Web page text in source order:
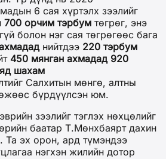
6 сая хүртэлх зээлийг
700 орчим тэрбум төгрөг, энэ
болон нэг сая төгрөгөөс бага
нийтдээ 220 тэрбум
450 мянган ахмадад 920
шахам
Салхитын мөнгө, алтны
бүрдүүлсэн юм.
зээлийг тэглэх нөхцөлийг
баатар Т.Мөнхбаярт дахин
Та эх орон, ард түмэндээ
нэгхэн жилийн дотор